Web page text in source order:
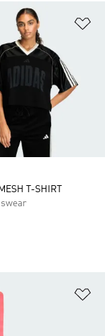
T-SHIRT